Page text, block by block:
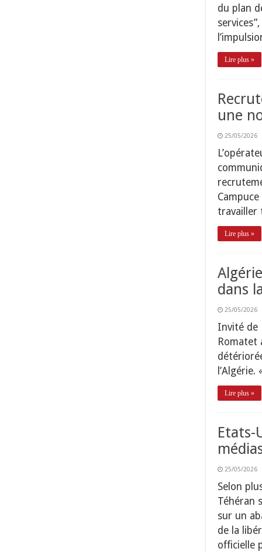
du plan
Lire plus »
une
25/05/2026
Lire plus »
dans
25/05/2026
Invité de
Romatet
Lire plus »
Etats-
25/05/2026
Selon
Téhéran
sur un
de la
officielle